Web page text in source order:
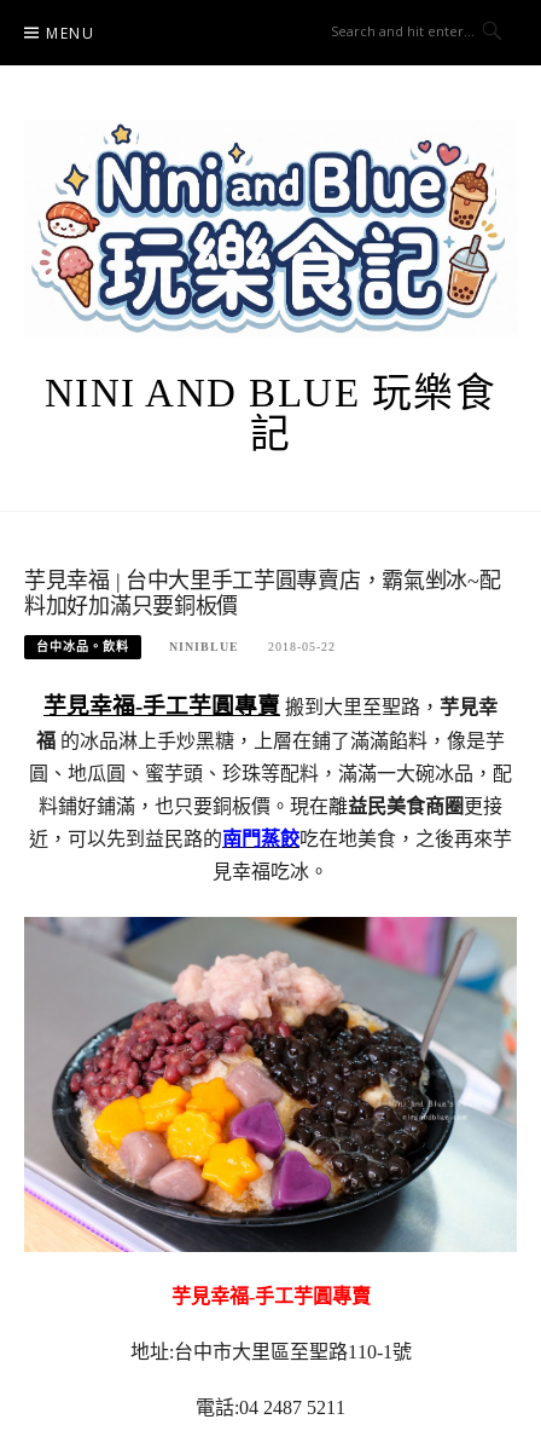
content
MENU
NINI AND BLUE 玩樂食
記
芋見幸福 | 台中大里手工芋圓專賣店，霸氣剉冰~配
料加好加滿只要銅板價
台中冰品。飲料 NINIBLUE 2018-05-22
芋見幸福-手工芋圓專賣 搬到大里至聖路， 芋見幸
福 的冰品淋上手炒黑糖，上層在鋪了滿滿餡料，像是芋
圓、地瓜圓、蜜芋頭、珍珠等配料，滿滿一大碗冰品，配
料鋪好鋪滿，也只要銅板價。現在離益民美食商圈 更接
近，可以先到益民路的南門蒸餃吃在地美食，之後再來芋
見幸福吃冰。
芋見幸福-手工芋圓專賣
地址:台中市大里區至聖路110-1號
電話:04 2487 5211